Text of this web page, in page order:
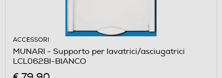
ACCESSORI
MUNARI - Supporto per lavatrici/asciugatrici
LCL062BI-BIANCO